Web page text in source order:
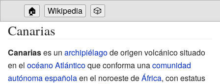
🏠 Wikipedia 🎲
Canarias
Canariases un archipiélagode origen volcánico situado
en el océano Atlánticoque conforma unacomunidad
autónomaespañolaen el noroeste deÁfrica, con estatus